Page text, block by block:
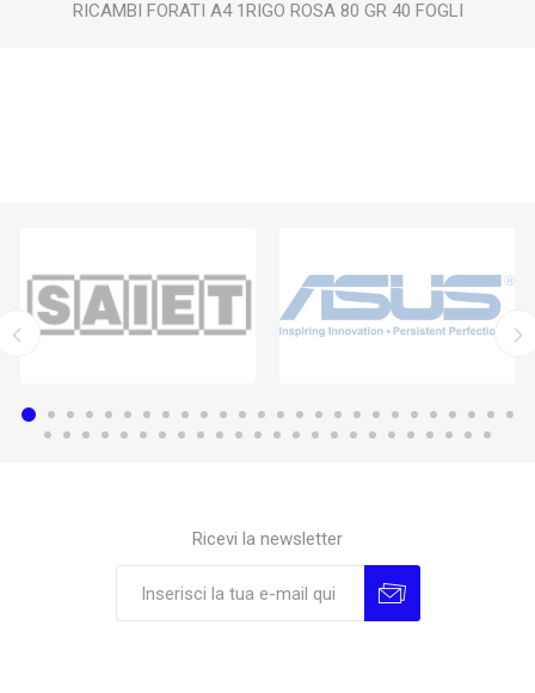
RICAMBI FORATI A4 1RIGO ROSA 80 GR 40 FOGLI
Ricevi la newsletter